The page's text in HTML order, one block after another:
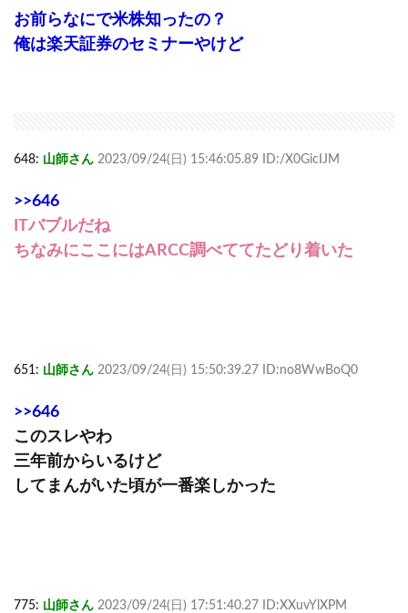
お前らなにで米株知ったの？
俺は楽天証券のセミナーやけど
648: 山師さん 2023/09/24(日) 15:46:05.89 ID:/X0GicIJM
>>646
ITバブルだね
ちなみにここにはARCC調べててたどり着いた
651: 山師さん 2023/09/24(日) 15:50:39.27 ID:no8WwBoQ0
>>646
このスレやわ
三年前からいるけど
してまんがいた頃が一番楽しかった
775: 山師さん 2023/09/24(日) 17:51:40.27 ID:XXuvYlXPM